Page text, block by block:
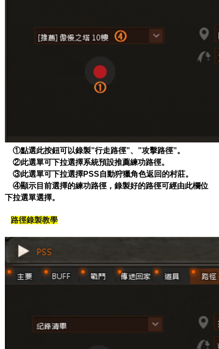
①點選此按鈕可以錄製”行走路徑”、 ”攻擊路徑”。
②此選單可下拉選擇系統預設推薦練功路徑。
③此選單可下拉選擇PSS自動狩獵角色返回的村莊。
④顯示目前選擇的練功路徑，錄製好的路徑可經由此欄位
下拉選單選擇。
路徑錄製教學